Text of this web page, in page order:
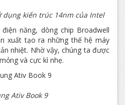
dụng kiến trúc 14nm của Intel​
năng, dòng chip Broadwell
xuất tạo ra những thế hệ máy
nhiệt. Nhờ vậy, chúng ta được
và cực kì nhẹ.
Ativ Book 9​